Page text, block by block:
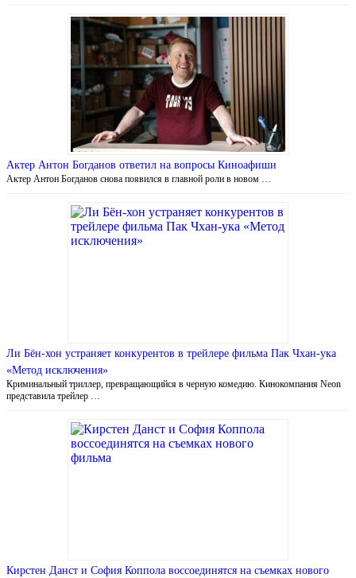
Актер Антон Богданов ответил на вопросы Киноафиши
Актер Антон Богданов снова появился в главной роли в новом …
Ли Бён-хон устраняет конкурентов в трейлере фильма Пак Чхан-ука
«Метод исключения»
Криминальный триллер, превращающийся в черную комедию. Кинокомпания Neon
представила трейлер …
Кирстен Данст и София Коппола воссоединятся на съемках нового